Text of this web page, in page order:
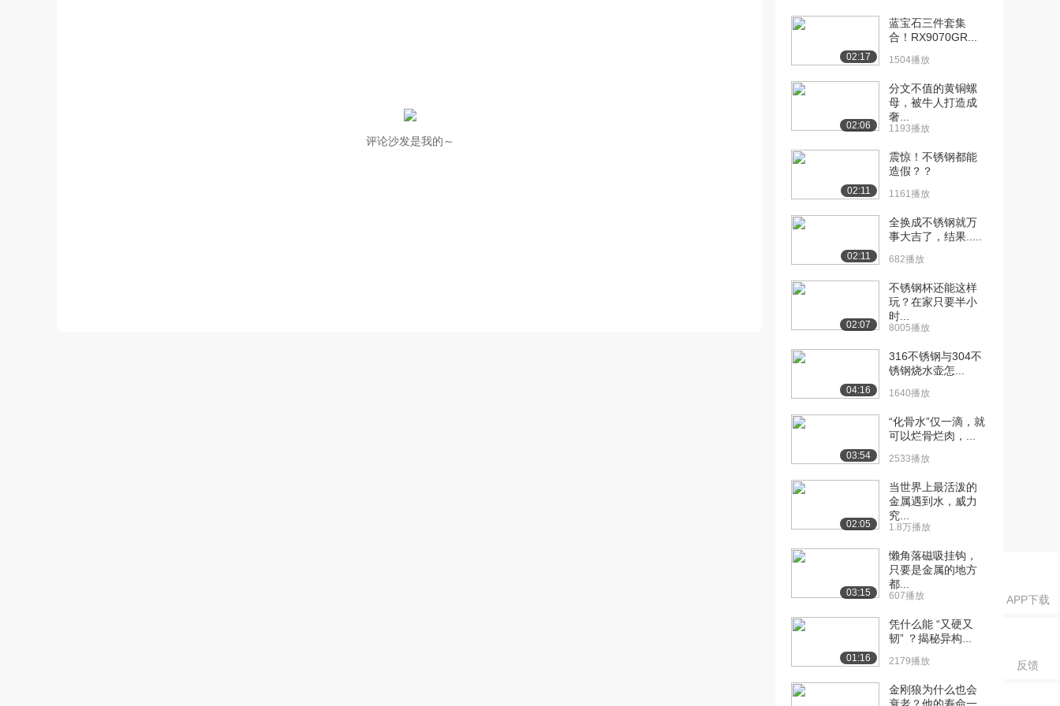
APP下载
反馈
评论沙发是我的～
07:55
[12] 12.气体摩尔体积探究
3093播放
04:34
[13] 13.硫酸铜和氢氧化钠
03:46
[14] 14.木炭还原氧化铜实
05:07
[15] 15.氢氧化钠溶液与稀
03:52
[16] 16.氢氧化铁胶体制备
05:01
[17] 17.丁达尔效应实验
4978播放
03:00
[18] 18.氢氧化钠溶液与硫
酸铜溶液反应...
3812播放
[19] 19.探究某些酸、碱、
3958播放
[20] 20.离子反应发生条件
4677播放
[21] 21.硫酸钠溶液与氯化
钾溶液、氯化...
3364播放
02:17
蓝宝石三件套集
合！RX9070GR...
1504播放
02:06
分文不值的黄铜螺
母，被牛人打造成
奢...
1193播放
02:11
震惊！不锈钢都能
造假？？
1161播放
02:11
全换成不锈钢就万
事大吉了，结果.....
682播放
02:07
不锈钢杯还能这样
玩？在家只要半小
时...
8005播放
04:16
316不锈钢与304不
锈钢烧水壶怎...
1640播放
03:54
“化骨水”仅一滴，就
可以烂骨烂肉，...
2533播放
02:05
当世界上最活泼的
金属遇到水，威力
究...
1.8万播放
03:15
懒角落磁吸挂钩，
只要是金属的地方
都...
607播放
01:16
凭什么能 “又硬又
韧” ？揭秘异构...
2179播放
金刚狼为什么也会